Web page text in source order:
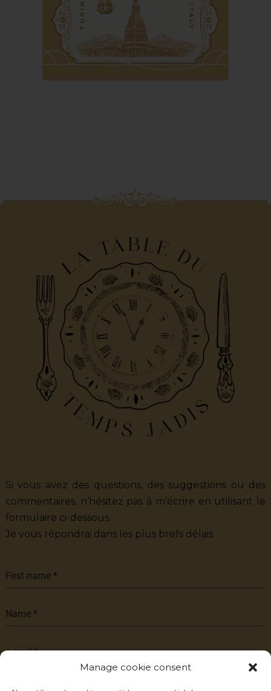
Manage cookie consent
temps retrouvé
Si vous avez des questions, des suggestions ou des
commentaires, n’hésitez pas à m’écrire en utilisant le
formulaire ci-dessous.
Je vous répondrai dans les plus brefs délais.
First name *
Name *
e-mail*